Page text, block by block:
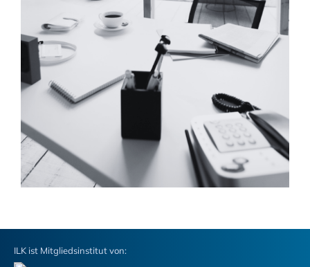
ILK ist Mitgliedsinstitut von: